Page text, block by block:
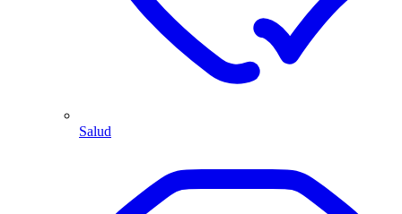
Salud